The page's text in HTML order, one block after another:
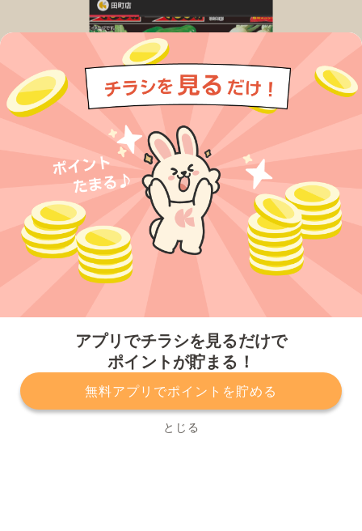
アプリでチラシを見るだけで
ポイントが貯まる！
無料アプリでポイントを貯める
とじる
プライバシーポリシー 利用規約
運営会社
サービスに関してのお問い合わせ